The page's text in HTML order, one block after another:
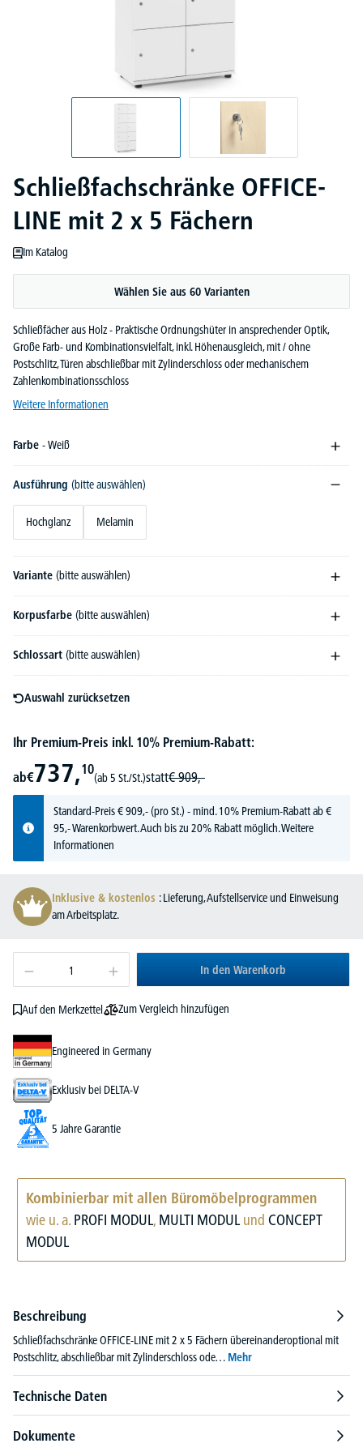
Schließfachschränke OFFICE-
LINE mit 2 x 5 Fächern
Im Katalog
Wählen Sie aus 60 Varianten
Schließfächer aus Holz - Praktische Ordnungshüter in ansprechender Optik,
Große Farb- und Kombinationsvielfalt, inkl. Höhenausgleich, mit / ohne
Postschlitz, Türen abschließbar mit Zylinderschloss oder mechanischem
Zahlenkombinationsschloss
Weitere Informationen
Farbe - Weiß
Ausführung (bitte auswählen)
Hochglanz Melamin
Variante (bitte auswählen)
Korpusfarbe (bitte auswählen)
Schlossart (bitte auswählen)
Auswahl zurücksetzen
Ihr Premium-Preis inkl. 10% Premium-Rabatt:
ab€737,10
(ab 5 St./St.)statt€ 909,-
Standard-Preis€909,-(pro St.) - mind. 10% Premium-Rabatt ab €
95,- Warenkorbwert. Auch bis zu 20% Rabatt möglich.Weitere
Informationen
Inklusive & kostenlos : Lieferung, Aufstellservice und Einweisung
am Arbeitsplatz.
In den Warenkorb
Auf den Merkzettel Zum Vergleich hinzufügen
Engineered in Germany
Exklusiv bei DELTA-V
5 Jahre Garantie
Kombinierbar mit allen Büromöbelprogrammen
wie u. a. PROFI MODUL, MULTI MODULund CONCEPT
MODUL
Beschreibung
Schließfachschränke OFFICE-LINE mit 2 x 5 Fächern übereinanderoptional mit
Postschlitz, abschließbar mit Zylinderschloss ode… Mehr
Technische Daten
Dokumente